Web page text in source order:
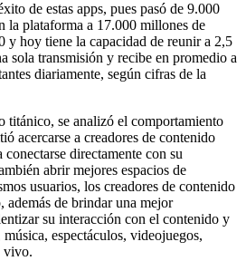
de estas apps, pues pasó de 9.000
la plataforma a 17.000 millones de
y hoy tiene la capacidad de reunir a 2,5
sola transmisión y recibe en promedio a
diariamente, según cifras de la
titánico, se analizó el comportamiento
acercarse a creadores de contenido
directamente con su
abrir mejores espacios de
usuarios, los creadores de contenido
además de brindar una mejor
su interacción con el contenido y
espectáculos, videojuegos,
vivo.